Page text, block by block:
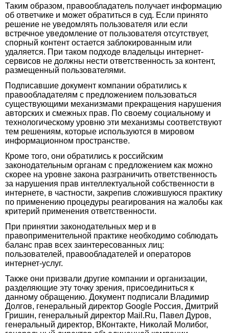
Таким образом, правообладатель получает информацию
об ответчике и может обратиться в суд. Если принято
решение не уведомлять пользователя или если
встречное уведомление от пользователя отсутствует,
спорный контент остается заблокированным или
удаляется. При таком подходе владельцы интернет-
сервисов не должны нести ответственность за контент,
размещенный пользователями.
Подписавшие документ компании обратились к
правообладателям с предложением пользоваться
существующими механизмами прекращения нарушения
авторских и смежных прав. По своему социальному и
технологическому уровню эти механизмы соответствуют
тем решениям, которые используются в мировом
информационном пространстве.
Кроме того, они обратились к российским
законодательным органам с предложением как можно
скорее на уровне закона разграничить ответственность
за нарушения прав интеллектуальной собственности в
интернете, в частности, закрепив сложившуюся практику
по применению процедуры реагирования на жалобы как
критерий применения ответственности.
При принятии законодательных мер и в
правоприменительной практике необходимо соблюдать
баланс прав всех заинтересованных лиц:
пользователей, правообладателей и операторов
интернет-услуг.
Также они призвали другие компании и организации,
разделяющие эту точку зрения, присоединиться к
данному обращению. Документ подписали Владимир
Долгов, генеральный директор Google Россия, Дмитрий
Гришин, генеральный директор Mail.Ru, Павел Дуров,
генеральный директор, ВКонтакте, Николай Молибог,